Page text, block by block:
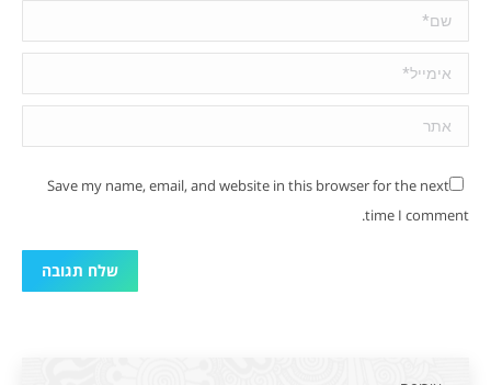
שם *
אימייל *
אתר
Save my name, email, and website in this browser for the next
time I comment.
שלח תגובה